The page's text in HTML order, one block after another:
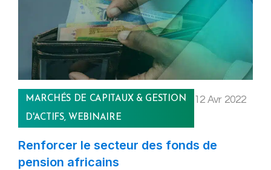
MARCHÉS DE CAPITAUX & GESTION
D'ACTIFS, WEBINAIRE
12 Avr 2022
Renforcer le secteur des fonds de
pension africains